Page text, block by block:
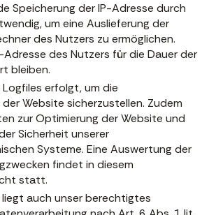
Speicherung der IP-Adresse durch
um eine Auslieferung der
des Nutzers zu ermöglichen.
Adresse des Nutzers für die Dauer der
bleiben.
Logfiles erfolgt, um die
Website sicherzustellen. Zudem
zur Optimierung der Website und
Sicherheit unserer
Systeme. Eine Auswertung der
findet in diesem
statt.
liegt auch unser berechtigtes